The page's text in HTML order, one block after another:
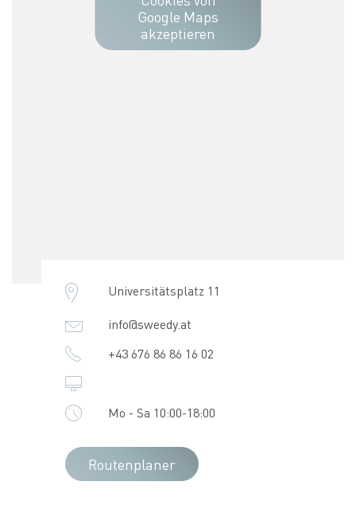
Google Maps
akzeptieren
Universitätsplatz 11
info@sweedy.at
+43 676 86 86 16 02
Mo - Sa 10:00-18:00
Routenplaner